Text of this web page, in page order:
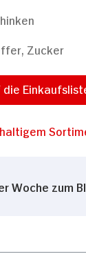
Zucker
die
Woche zum